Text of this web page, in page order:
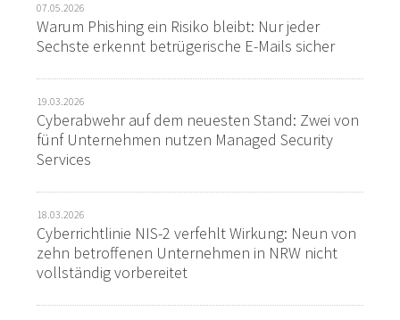
07.05.2026
Warum Phishing ein Risiko bleibt: Nur jeder
Sechste erkennt betrügerische E-Mails sicher
19.03.2026
Cyberabwehr auf dem neuesten Stand: Zwei von
fünf Unternehmen nutzen Managed Security
Services
18.03.2026
Cyberrichtlinie NIS-2 verfehlt Wirkung: Neun von
zehn betroffenen Unternehmen in NRW nicht
vollständig vorbereitet